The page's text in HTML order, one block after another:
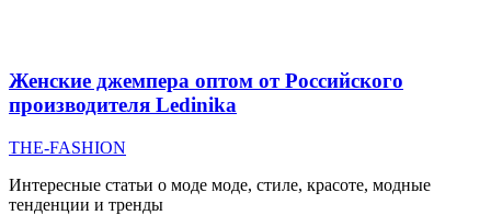
Женские джемпера оптом от Российского
производителя Ledinika
THE-FASHION
Интересные статьи о моде моде, стиле, красоте, модные
тенденции и тренды